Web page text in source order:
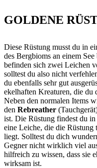
GOLDENE
Diese Rüstung musst du in
des Bergbioms an einem
befinden sich zwei Leichen
solltest du also nicht
du ebenfalls sehr gut
ekelhaften Kreaturen, die du
Neben den normalen Items
den Rebreather
ist. Die Rüstung findest du
eine Leiche, die die
liegt. Solltest du dich
Gegner nicht wirklich viel
hilfreich zu wissen, dass sie
wirksam ist.